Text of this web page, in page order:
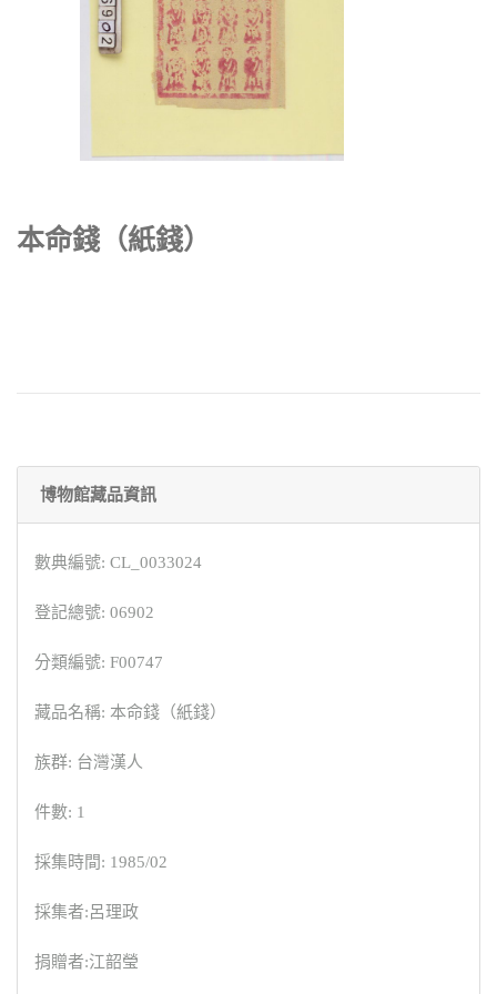
本命錢（紙錢）
博物館藏品資訊
數典編號: CL_0033024
登記總號: 06902
分類編號: F00747
藏品名稱: 本命錢（紙錢）
族群: 台灣漢人
件數: 1
採集時間: 1985/02
採集者:呂理政
捐贈者:江韶瑩